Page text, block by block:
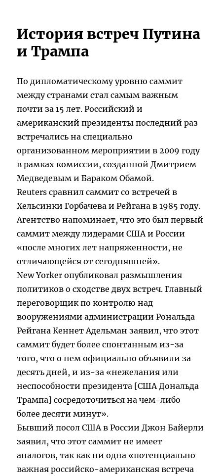
История встреч Путина
и Трампа
По дипломатическому уровню саммит
между странами стал самым важным
почти за 15 лет. Российский и
американский президенты последний раз
встречались на специально
организованном мероприятии в 2009 году
в рамках комиссии, созданной Дмитрием
Медведевым и Бараком Обамой.
Reuters сравнил саммит со встречей в
Хельсинки Горбачева и Рейгана в 1985 году.
Агентство напоминает, что это был первый
саммит между лидерами США и России
«после многих лет напряженности, не
отличающейся от сегодняшней».
New Yorker опубликовал размышления
политиков о сходстве двух встреч. Главный
переговорщик по контролю над
вооружениями администрации Рональда
Рейгана Кеннет Адельман заявил, что этот
саммит будет более спонтанным из-за
того, что о нем официально объявили за
десять дней, и из-за «нежелания или
неспособности президента [США Дональда
Трампа] сосредоточиться на чем-либо
более десяти минут».
Бывший посол США в России Джон Байерли
заявил, что этот саммит не имеет
аналогов, так как ни одна «потенциально
важная российско-американская встреча